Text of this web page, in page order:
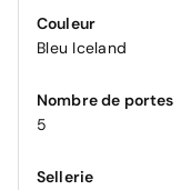
Couleur
Bleu Iceland
Nombre de portes
5
Sellerie